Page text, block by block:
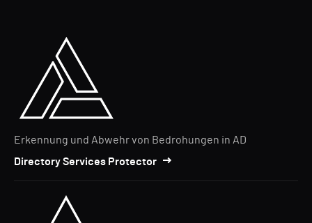
Erkennung und Abwehr von Bedrohungen in AD
Directory Services Protector